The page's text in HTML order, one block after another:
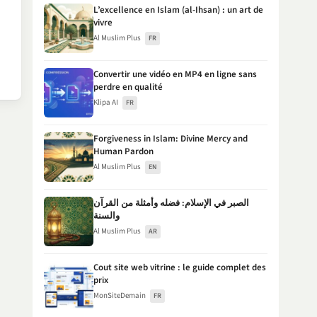
L’excellence en Islam (al-Ihsan) : un art de
vivre
Al Muslim Plus FR
Convertir une vidéo en MP4 en ligne sans
perdre en qualité
Klipa AI FR
Forgiveness in Islam: Divine Mercy and
Human Pardon
Al Muslim Plus EN
الصبر في الإسلام: فضله وأمثلة من القرآن
والسنة
Al Muslim Plus AR
Cout site web vitrine : le guide complet des
prix
MonSiteDemain FR